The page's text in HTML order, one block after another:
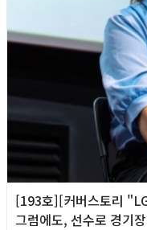
[193호][커버스토리
그럼에도, 선수로 경기